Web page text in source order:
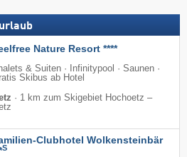
Nature Resort ****
& Suiten · Infinitypool · Saunen ·
Skibus ab Hotel
· 1 km zum Skigebiet Hochoetz –
Clubhotel Wolkensteinbär
S